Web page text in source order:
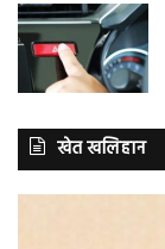
खेत खलिहान